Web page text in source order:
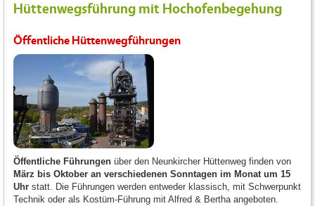
Hüttenwegsführung mit Hochofenbegehung
Öffentliche Hüttenwegführungen
Öffentliche Führungen über den Neunkircher Hüttenweg finden von
März bis Oktober an verschiedenen Sonntagen im Monat um 15
Uhr statt. Die Führungen werden entweder klassisch, mit Schwerpunkt
Technik oder als Kostüm-Führung mit Alfred & Bertha angeboten.